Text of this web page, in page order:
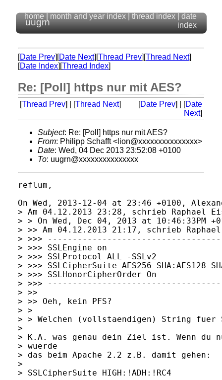
uugrn
home month and year index thread index
date
index
[Date Prev][Date Next][Thread Prev][Thread Next]
[Date Index][Thread Index]
Re: [Poll] https nur mit AES?
[Thread Prev] | [Thread Next] [Date Prev] | [Date
Next]
Subject: Re: [Poll] https nur mit AES?
From: Philipp Schafft <lion@xxxxxxxxxxxxxxx>
Date: Wed, 04 Dec 2013 23:52:08 +0100
To: uugrn@xxxxxxxxxxxxxxx
reflum,
On Wed, 2013-12-04 at 23:46 +0100,
> Am 04.12.2013 23:28, schrieb Raphael
> > On Wed, Dec 04, 2013 at 10:46:33PM
> >> Am 04.12.2013 21:17, schrieb
> >>>
> >>> SSLEngine on
> >>> SSLProtocol ALL -SSLv2
> >>> SSLCipherSuite AES256-SHA:AES128-
> >>> SSLHonorCipherOrder On
> >>>
> >>
> >> Oeh, kein PFS?
> >
> > Welchen (vollstaendigen) String fuer
>
> K.A. was genau dein Ziel ist. Wenn du
> wuerde
> das beim Apache 2.2 z.B. damit gehen:
>
> SSLCipherSuite HIGH:!ADH:!RC4